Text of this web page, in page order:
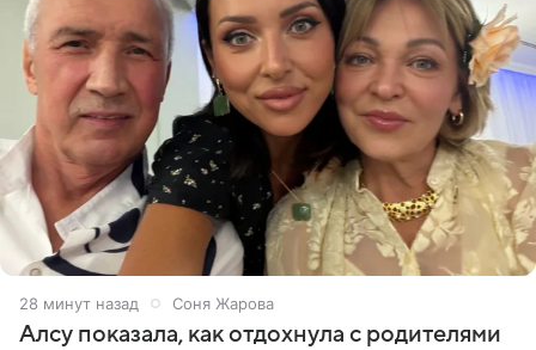
28 минут назад Соня Жарова
Алсу показала, как отдохнула с родителями